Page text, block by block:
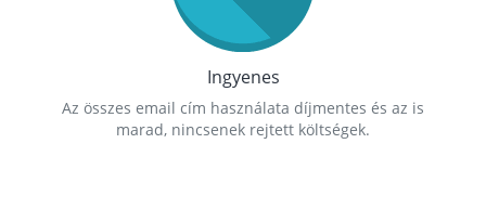
Ingyenes
Az összes email cím használata díjmentes és az is
marad, nincsenek rejtett költségek.